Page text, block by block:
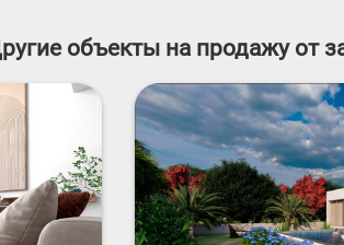
объекты на продажу от